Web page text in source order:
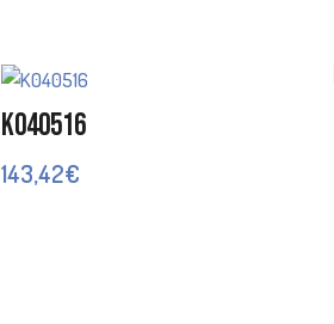
K040516
143,42€